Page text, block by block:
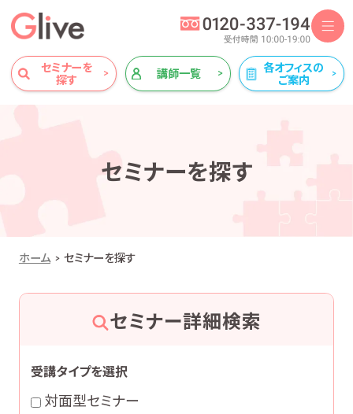
セミナーを
探す
講師一覧
各オフィスの
ご案内
セミナーを探す
ホーム セミナーを探す
セミナー詳細検索
受講タイプを選択
対面型セミナー